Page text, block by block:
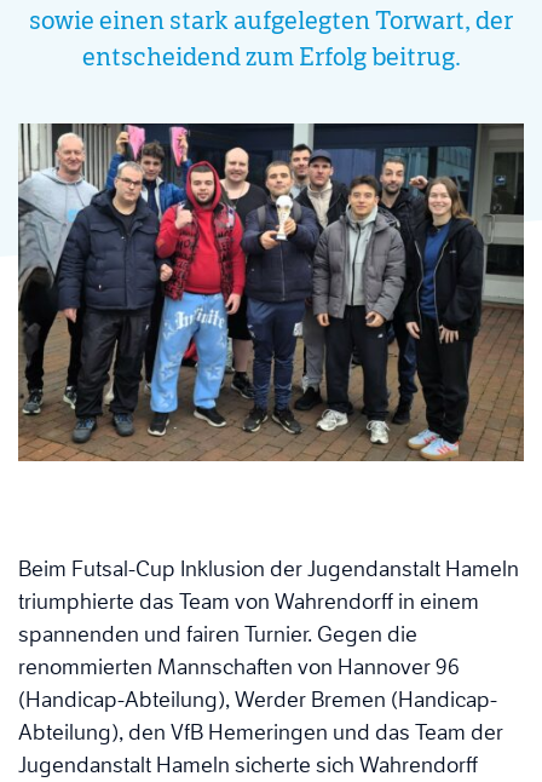
sowie einen stark aufgelegten Torwart, der
entscheidend zum Erfolg beitrug.
Beim Futsal-Cup Inklusion der Jugendanstalt Hameln
triumphierte das Team von Wahrendorff in einem
spannenden und fairen Turnier. Gegen die
renommierten Mannschaften von Hannover 96
(Handicap-Abteilung), Werder Bremen (Handicap-
Abteilung), den VfB Hemeringen und das Team der
Jugendanstalt Hameln sicherte sich Wahrendorff